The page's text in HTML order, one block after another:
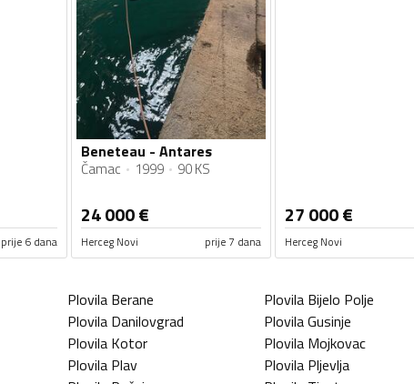
prije 6 dana
Beneteau - Antares
Čamac 1999 90 KS
24 000€
Herceg Novi prije 7 dana
27 000€
Herceg Novi
Plovila Berane Plovila Bijelo Polje
Plovila Danilovgrad PlovilaGusinje
Plovila Kotor Plovila Mojkovac
Plovila Plav Plovila Pljevlja